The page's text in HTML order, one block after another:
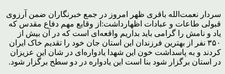
سردار نعمت‌الله باقری ظهر امروز در جمع خبرنگاران ضمن آرزوی
قبولی طاعات و عبادات اظهارداشت:از وقایع مهم دفاع مقدس که
یاد و نامش را گرامی باید بداریم واقعه‌ای است که در آن بیش از
۳۵۰ نفر از بهترین فرزندان این استان جان خود را تقدیم خاک ایران
کردند و به پاسداشت خون این شهدا یادواره‌ای در شان این عزیزان
در استان برگزار شود بنا است این یادواره در دو سطح برگزار شود.